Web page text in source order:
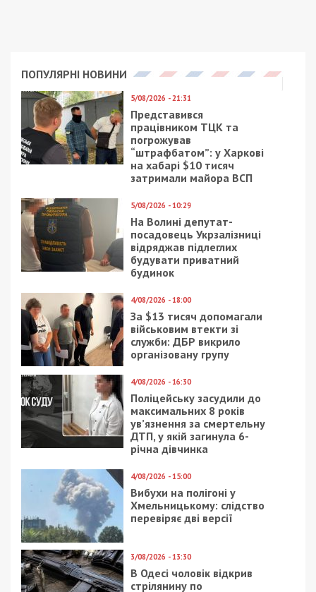
ПОПУЛЯРНІ НОВИНИ
5/08/2026 - 21:31
Представився
працівником ТЦК та
погрожував
“штрафбатом”: у Харкові
на хабарі $10 тисяч
затримали майора ВСП
5/08/2026 - 10:29
На Волині депутат-
посадовець Укрзалізниці
відряджав підлеглих
будувати приватний
будинок
4/08/2026 - 18:00
За $13 тисяч допомагали
військовим втекти зі
служби: ДБР викрило
організовану групу
4/08/2026 - 16:30
Поліцейську засудили до
максимальних 8 років
ув’язнення за смертельну
ДТП, у якій загинула 6-
річна дівчинка
4/08/2026 - 15:00
Вибухи на полігоні у
Хмельницькому: слідство
перевіряє дві версії
3/08/2026 - 13:30
В Одесі чоловік відкрив
стрілянину по